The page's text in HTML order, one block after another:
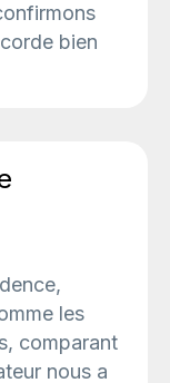
bien
les
comparant
nous a